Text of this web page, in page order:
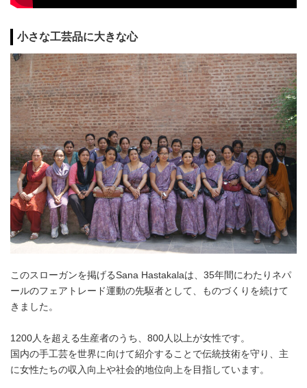
小さな工芸品に大きな心
このスローガンを掲げるSana Hastakalaは、35年間にわたりネパ
ールのフェアトレード運動の先駆者として、ものづくりを続けて
きました。
1200人を超える生産者のうち、800人以上が女性です。
国内の手工芸を世界に向けて紹介することで伝統技術を守り、主
に女性たちの収入向上や社会的地位向上を目指しています。